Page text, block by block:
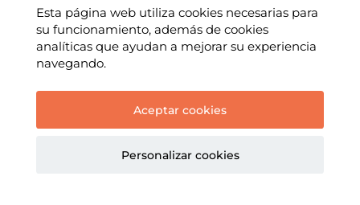
Esta página web utiliza cookies necesarias para
su funcionamiento, además de cookies
analíticas que ayudan a mejorar su experiencia
navegando.
Aceptar cookies
Personalizar cookies